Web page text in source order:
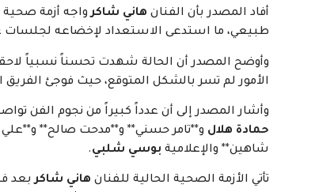
أفاد المصدر بأن الفنان هاني شاكرواجه أزمة صحية
طبيعي، ما استدعى الاستعداد لإخضاعه
وأوضح المصدر أن الحالة شهدت تحسناً نسبياً
الأمور لم تسر بالشكل المتوقع، حيث فوجئ
وأشار المصدر إلى أن عدداً كبيراً من نجوم الفن
حمادة هلال و**تامر حسني** و**مدحت صالح**
شاهين** والإعلامية بوسي شلبي.
تأتي الأزمة الصحية الحالية للفنان هاني شاكربعد